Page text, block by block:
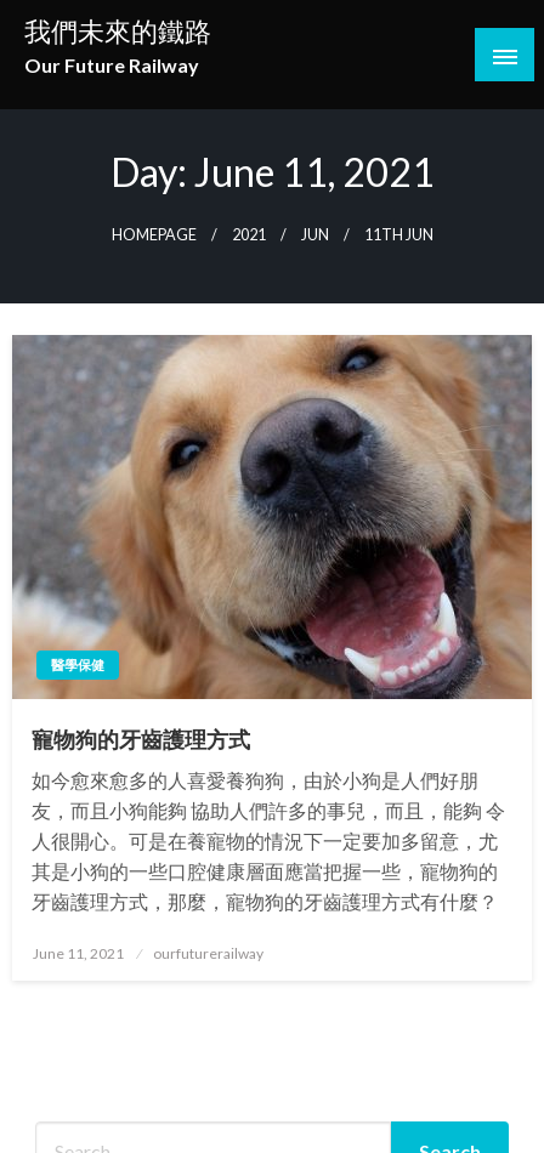
Skip
content
我們未來的鐵路
Our Future Railway
Day: June 11, 2021
HOMEPAGE 2021 JUN 11TH JUN
醫學保健
寵物狗的牙齒護理方式
如今愈來愈多的人喜愛養狗狗，由於小狗是人們好朋
友，而且小狗能夠 協助人們許多的事兒，而且，能夠 令
人很開心。可是在養寵物的情況下一定要加多留意，尤
其是小狗的一些口腔健康層面應當把握一些，寵物狗的
牙齒護理方式，那麼，寵物狗的牙齒護理方式有什麼？
Posted
June 11, 2021 ourfuturerailway